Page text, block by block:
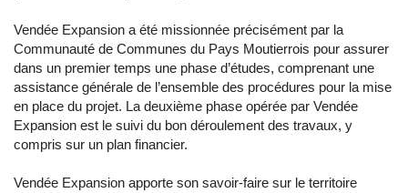
Vendée Expansion a été missionnée précisément par la
Communauté de Communes du Pays Moutierrois pour assurer
dans un premier temps une phase d’études, comprenant une
assistance générale de l’ensemble des procédures pour la mise
en place du projet. La deuxième phase opérée par Vendée
Expansion est le suivi du bon déroulement des travaux, y
compris sur un plan financier.
Vendée Expansion apporte son savoir-faire sur le territoire